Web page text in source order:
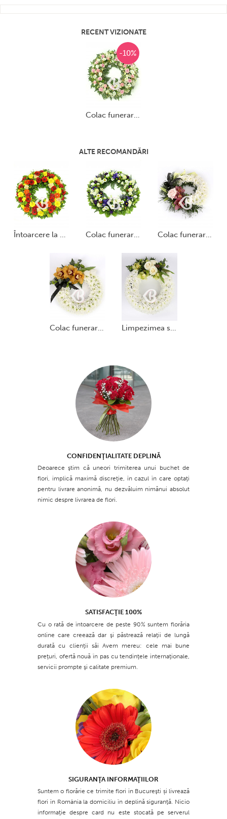
RECENT VIZIONATE
-10%
colac funerar alb și roz
ALTE RECOMANDĂRI
întoarcere la natură colac funerar alb și albastru colac funerar crizanteme și orhidee grena
colac funerar crizanteme și orhidee galbene limpezimea sufletului
CONFIDENŢIALITATE DEPLINĂ
Deoarece ştim că uneori trimiterea unui buchet de
flori, implică maximă discreţie, în cazul în care optaţi
pentru livrare anonimă, nu dezvăluim nimănui absolut
nimic despre livrarea de flori.
SATISFACŢIE 100%
Cu o rată de întoarcere de peste 90% suntem florăria
online care creează dar şi păstrează relaţii de lungă
durată cu clienţii săi Avem mereu: cele mai bune
preţuri, ofertă nouă în pas cu tendinţele internaţionale,
servicii prompte şi calitate premium.
SIGURANŢA INFORMAŢIILOR
Suntem o florărie ce trimite flori în Bucureşti și livrează
flori în România la domiciliu în deplină siguranţă. Nicio
informaţie despre card nu este stocată pe serverul